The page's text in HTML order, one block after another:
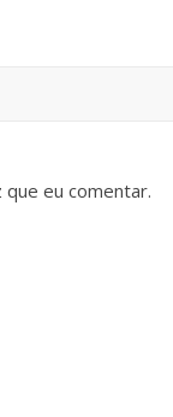
eu comentar.